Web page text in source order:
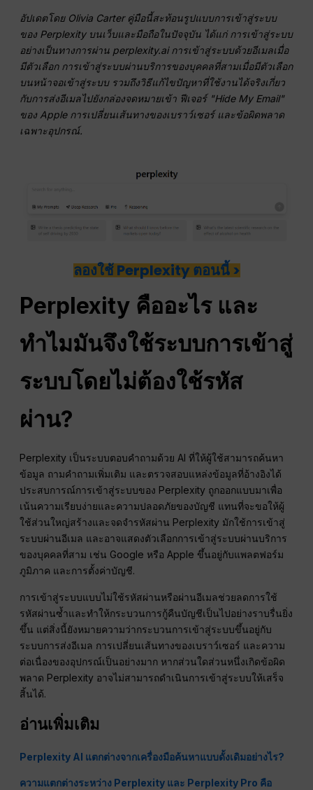
อัปเดตโดย Olivia Carter คู่มือนี้สะท้อนรูปแบบการเข้าสู่ระบบ
ของ Perplexity บนเว็บและมือถือในปัจจุบัน ได้แก่ การเข้าสู่ระบบ
อย่างเป็นทางการผ่าน perplexity.ai การเข้าสู่ระบบด้วยอีเมลเมื่อ
มีตัวเลือก การเข้าสู่ระบบผ่านบริการของบุคคลที่สามเมื่อมีตัวเลือก
บนหน้าจอเข้าสู่ระบบ รวมถึงวิธีแก้ไขปัญหาที่ใช้งานได้จริงเกี่ยว
กับการส่งอีเมลไปยังกล่องจดหมายเข้า ฟีเจอร์ "Hide My Email"
ของ Apple การเปลี่ยนเส้นทางของเบราว์เซอร์ และข้อผิดพลาด
เฉพาะอุปกรณ์.
ลองใช้ Perplexity ตอนนี้ >
Perplexity คืออะไร และ
ทำไมมันจึงใช้ระบบการเข้าสู่
ระบบโดยไม่ต้องใช้รหัส
ผ่าน?
Perplexity เป็นระบบตอบคำถามด้วย AI ที่ให้ผู้ใช้สามารถค้นหา
ข้อมูล ถามคำถามเพิ่มเติม และตรวจสอบแหล่งข้อมูลที่อ้างอิงได้
ประสบการณ์การเข้าสู่ระบบของ Perplexity ถูกออกแบบมาเพื่อ
เน้นความเรียบง่ายและความปลอดภัยของบัญชี แทนที่จะขอให้ผู้
ใช้ส่วนใหญ่สร้างและจดจำรหัสผ่าน Perplexity มักใช้การเข้าสู่
ระบบผ่านอีเมล และอาจแสดงตัวเลือกการเข้าสู่ระบบผ่านบริการ
ของบุคคลที่สาม เช่น Google หรือ Apple ขึ้นอยู่กับแพลตฟอร์ม
ภูมิภาค และการตั้งค่าบัญชี.
การเข้าสู่ระบบแบบไม่ใช้รหัสผ่านหรือผ่านอีเมลช่วยลดการใช้
รหัสผ่านซ้ำและทำให้กระบวนการกู้คืนบัญชีเป็นไปอย่างราบรื่นยิ่ง
ขึ้น แต่สิ่งนี้ยังหมายความว่ากระบวนการเข้าสู่ระบบขึ้นอยู่กับ
ระบบการส่งอีเมล การเปลี่ยนเส้นทางของเบราว์เซอร์ และความ
ต่อเนื่องของอุปกรณ์เป็นอย่างมาก หากส่วนใดส่วนหนึ่งเกิดข้อผิด
พลาด Perplexity อาจไม่สามารถดำเนินการเข้าสู่ระบบให้เสร็จ
สิ้นได้.
อ่านเพิ่มเติม
Perplexity AI แตกต่างจากเครื่องมือค้นหาแบบดั้งเดิมอย่างไร?
ความแตกต่างระหว่าง Perplexity และ Perplexity Pro คือ